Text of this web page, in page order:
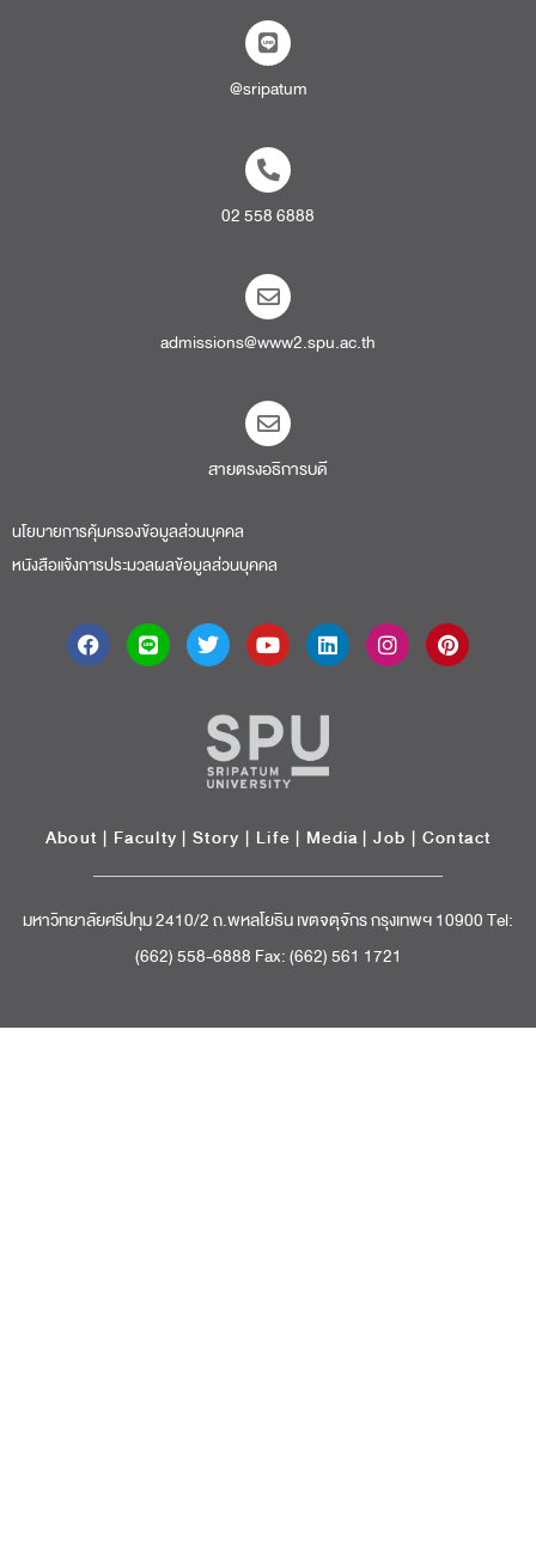
@sripatum
02 558 6888
admissions@www2.spu.ac.th
สายตรงอธิการบดี​
นโยบายการคุ้มครองข้อมูลส่วนบุคคล
หนังสือแจ้งการประมวลผลข้อมูลส่วนบุคคล
About | Faculty | Story | Life | Media |Job | Contact
มหาวิทยาลัยศรีปทุม 2410/2 ถ.พหลโยธิน เขตจตุจักร กรุงเทพฯ 10900 Tel:
(662) 558-6888 Fax: (662) 561 1721